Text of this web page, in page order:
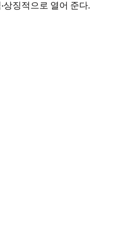
상징적으로 열어 준다.